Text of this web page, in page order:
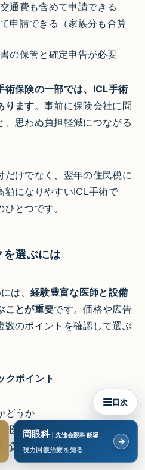
通費も含めて申請できる
申請できる（家族分も合算
の保管と確定申告が必要
術保険の一部では、ICL手術
ります。事前に保険会社に問
、思わぬ負担軽減につながる
だけでなく、翌年の住民税に
額になりやすいICL手術で
とつです。
選ぶには
は、経験豊富な医師と設備
ことが重要です。価格や広告
数のポイントを確認して選ぶ
クポイント
どうか
医が在籍している
質問にしっかり答えてくれ
岡眼科｜先進会眼科 飯塚
視力回復治療を知る
→
目次